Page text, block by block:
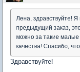
Лена, здравствуйте!
предыдущий заказ,
можно за такие малые
качества! Спасибо,
Здравствуйте!